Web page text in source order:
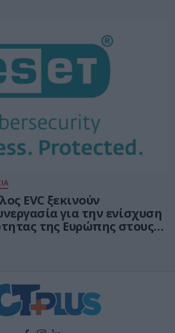
EVC ξεκινούν
για την ενίσχυση
της Ευρώπης στους
και ενέργειας